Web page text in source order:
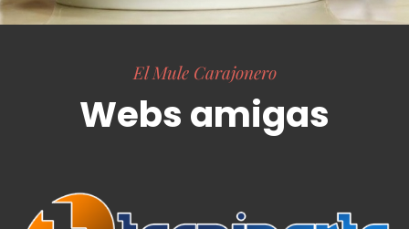
El Mule Carajonero
Webs amigas